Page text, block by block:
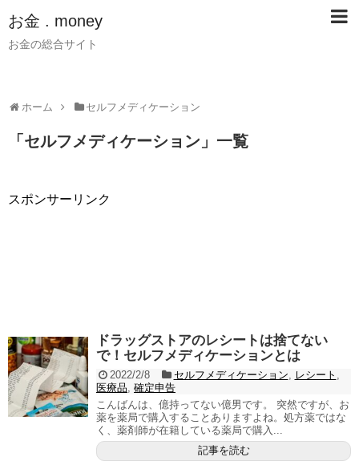
お金 . money
お金の総合サイト
ホーム セルフメディケーション
「 セルフメディケーション 」 一覧
スポンサーリンク
ドラッグストアのレシートは捨てない
で！セルフメディケーションとは
2022/2/8 セルフメディケーション, レシート ,
医療品, 確定申告
こんばんは、億持ってない億男です。 突然ですが、お
薬を薬局で購入することありますよね。処方薬ではな
く、薬剤師が在籍している薬局で購入...
記事を読む